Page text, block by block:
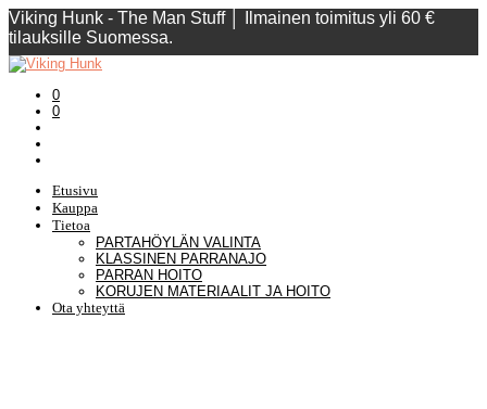
Viking Hunk - The Man Stuff │ Ilmainen toimitus yli 60 €
tilauksille Suomessa.
0
0
Etusivu
Kauppa
Tietoa
PARTAHÖYLÄN VALINTA
KLASSINEN PARRANAJO
PARRAN HOITO
KORUJEN MATERIAALIT JA HOITO
Ota yhteyttä